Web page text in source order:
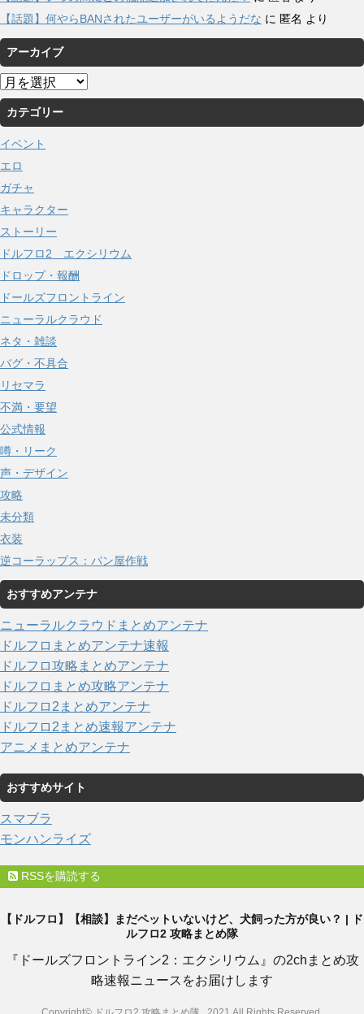
【話題】何やらBANされたユーザーがいるようだな に 匿名 より
アーカイブ
ア
ー
カ
イ
ブ
カテゴリー
イベント
エロ
ガチャ
キャラクター
ストーリー
ドルフロ2 エクシリウム
ドロップ・報酬
ドールズフロントライン
ニューラルクラウド
ネタ・雑談
バグ・不具合
リセマラ
不満・要望
公式情報
噂・リーク
声・デザイン
攻略
未分類
衣装
逆コーラップス：パン屋作戦
おすすめアンテナ
ニューラルクラウドまとめアンテナ
ドルフロまとめアンテナ速報
ドルフロ攻略まとめアンテナ
ドルフロまとめ攻略アンテナ
ドルフロ2まとめアンテナ
ドルフロ2まとめ速報アンテナ
アニメまとめアンテナ
おすすめサイト
スマブラ
モンハンライズ
RSSを購読する
【ドルフロ】【相談】まだペットいないけど、犬飼った方が良い？ | ド
ルフロ2 攻略まとめ隊
『ドールズフロントライン2：エクシリウム』の2chまとめ攻
略速報ニュースをお届けします